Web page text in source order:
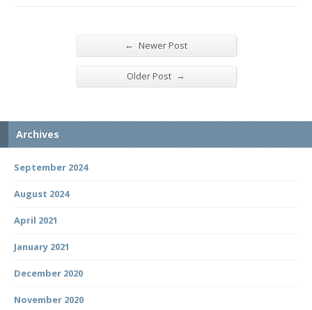
← Newer Post
Older Post →
Archives
September 2024
August 2024
April 2021
January 2021
December 2020
November 2020